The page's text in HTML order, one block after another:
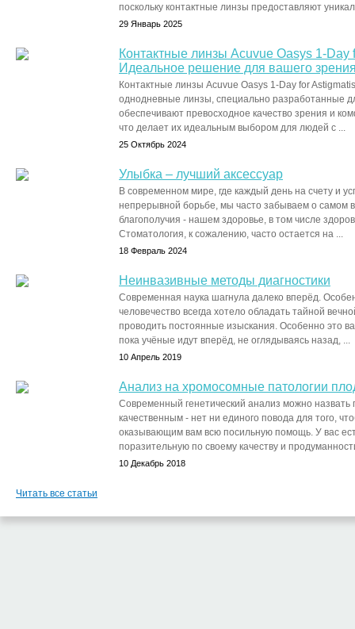
поскольку контактные линзы предоставляют
29 Январь 2025
Контактные линзы Acuvue Oasys 1-Day
Идеальное решение для вашего
Контактные линзы Acuvue Oasys 1-Day for
однодневные линзы, специально разработанные
обеспечивают превосходное качество зрения и
что делает их идеальным выбором для людей с ...
25 Октябрь 2024
Улыбка – лучший аксессуар
В современном мире, где каждый день на счету и
непрерывной борьбе, мы часто забываем о самом
благополучия - нашем здоровье, в том числе
Стоматология, к сожалению, часто остается на ...
18 Февраль 2024
Неинвазивные методы диагностики
Современная наука шагнула далеко вперёд.
человечество всегда хотело обладать тайной
проводить постоянные изыскания. Особенно это
пока учёные идут вперёд, не оглядываясь назад, ...
10 Апрель 2019
Анализ на хромосомные патологии
Современный генетический анализ можно назвать
качественным - нет ни единого повода для того,
оказывающим вам всю посильную помощь. У вас
поразительную по своему качеству и
10 Декабрь 2018
Читать все статьи